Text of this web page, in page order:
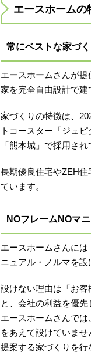
エースホームの
常にベストな家づく
エースホームさんが
家を完全自由設計で建
家づくりの特徴は、
トコースター「ジュ
「熊本城」で採用さ
長期優良住宅やZEH
ています。
NOフレームNOマ
エースホームさんに
ニュアル・ノルマを設
設けない理由は「お
と、会社の利益を優
エースホームさんで
をあえて設けていま
提案する家づくりを行